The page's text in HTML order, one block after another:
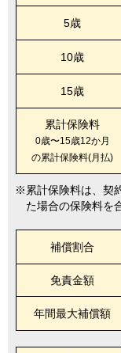
5歳
10歳
15歳
累計保険料
0歳〜15歳12か月
の累計保険料(月払)
累計保険料は、契
た場合の保険料を
補償割合
免責金額
年間最大補償額